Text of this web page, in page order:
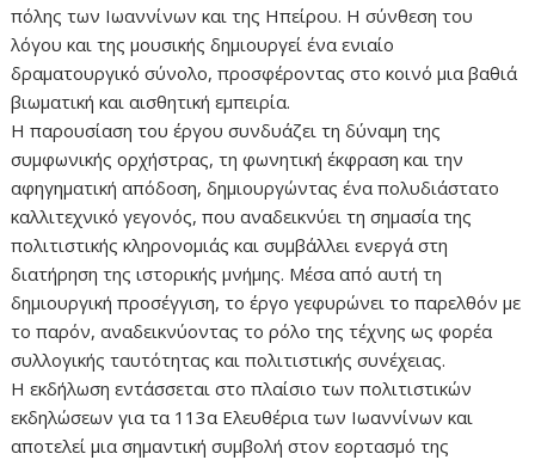
πόλης των Ιωαννίνων και της Ηπείρου. Η σύνθεση του
λόγου και της μουσικής δημιουργεί ένα ενιαίο
δραματουργικό σύνολο, προσφέροντας στο κοινό μια βαθιά
βιωματική και αισθητική εμπειρία.
Η παρουσίαση του έργου συνδυάζει τη δύναμη της
συμφωνικής ορχήστρας, τη φωνητική έκφραση και την
αφηγηματική απόδοση, δημιουργώντας ένα πολυδιάστατο
καλλιτεχνικό γεγονός, που αναδεικνύει τη σημασία της
πολιτιστικής κληρονομιάς και συμβάλλει ενεργά στη
διατήρηση της ιστορικής μνήμης. Μέσα από αυτή τη
δημιουργική προσέγγιση, το έργο γεφυρώνει το παρελθόν με
το παρόν, αναδεικνύοντας το ρόλο της τέχνης ως φορέα
συλλογικής ταυτότητας και πολιτιστικής συνέχειας.
Η εκδήλωση εντάσσεται στο πλαίσιο των πολιτιστικών
εκδηλώσεων για τα 113α Ελευθέρια των Ιωαννίνων και
αποτελεί μια σημαντική συμβολή στον εορτασμό της